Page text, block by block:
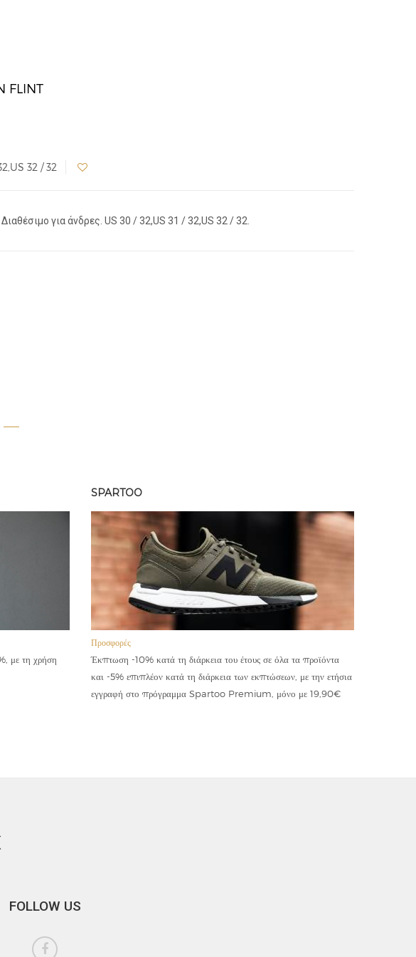
FLINT
32 / 32
για άνδρες. US 30 / 32,US 31 / 32,US 32 / 32.
με τη χρήση
SPARTOO
Προσφορές
Έκπτωση -10% κατά τη διάρκεια του έτους σε όλα τα προϊόντα
και -5% επιπλέον κατά τη διάρκεια των εκπτώσεων, με την ετήσια
εγγραφή στο πρόγραμμα Spartoo Premium, μόνο με 19,90€
FOLLOW US